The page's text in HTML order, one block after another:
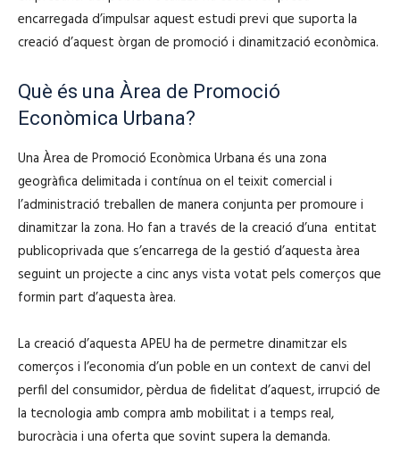
encarregada d’impulsar aquest estudi previ que suporta la
creació d’aquest òrgan de promoció i dinamització econòmica.
Què és una Àrea de Promoció
Econòmica Urbana?
Una Àrea de Promoció Econòmica Urbana és una zona
geogràfica delimitada i contínua on el teixit comercial i
l’administració treballen de manera conjunta per promoure i
dinamitzar la zona. Ho fan a través de la creació d’una entitat
publicoprivada que s’encarrega de la gestió d’aquesta àrea
seguint un projecte a cinc anys vista votat pels comerços que
formin part d’aquesta àrea.
La creació d’aquesta APEU ha de permetre dinamitzar els
comerços i l’economia d’un poble en un context de canvi del
perfil del consumidor, pèrdua de fidelitat d’aquest, irrupció de
la tecnologia amb compra amb mobilitat i a temps real,
burocràcia i una oferta que sovint supera la demanda.